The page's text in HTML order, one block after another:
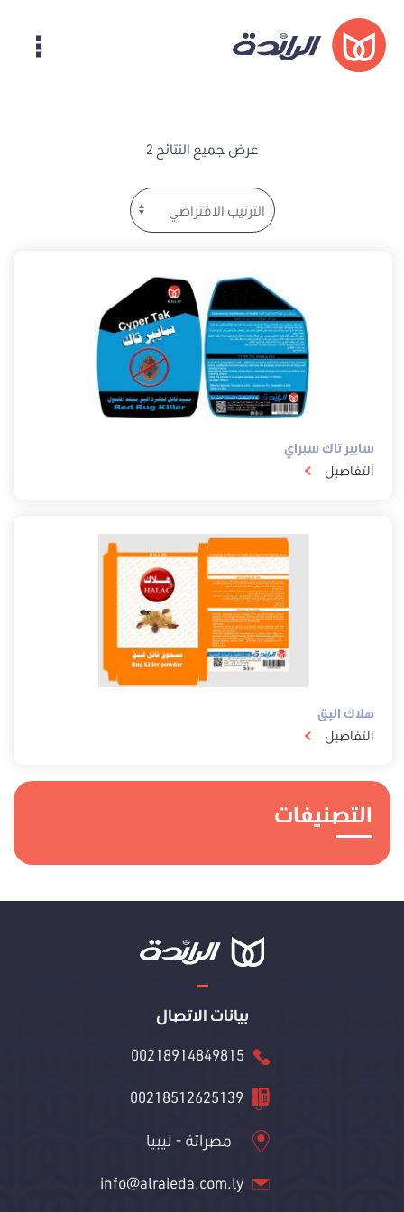
عرض جميع النتائج 2
سايبر تاك سبراي
التفاصيل
هلاك البق
التفاصيل
التصنيفات
بيانات الاتصال
00218914849815
00218512625139
مصراتة - ليبيا
info@alraieda.com.ly